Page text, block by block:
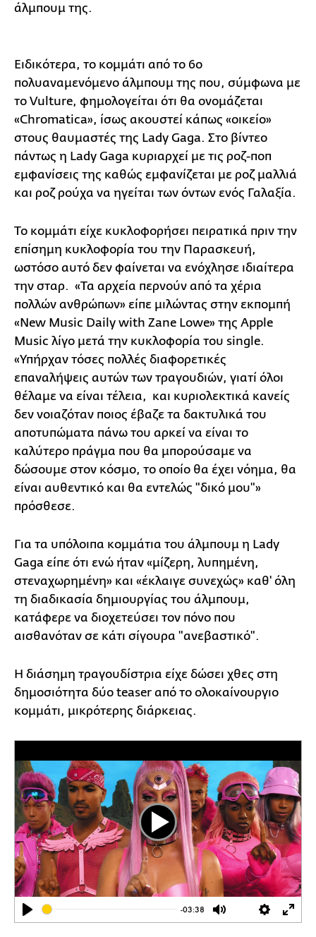
άλμπουμ της.
Ειδικότερα, το κομμάτι από το 6ο
πολυαναμενόμενο άλμπουμ της που, σύμφωνα με
το Vulture, φημολογείται ότι θα ονομάζεται
«Chromatica», ίσως ακουστεί κάπως «οικείο»
στους θαυμαστές της Lady Gaga. Στο βίντεο
πάντως η Lady Gaga κυριαρχεί με τις ροζ-ποπ
εμφανίσεις της καθώς εμφανίζεται με ροζ μαλλιά
και ροζ ρούχα να ηγείται των όντων ενός Γαλαξία.
Το κομμάτι είχε κυκλοφορήσει πειρατικά πριν την
επίσημη κυκλοφορία του την Παρασκευή,
ωστόσο αυτό δεν φαίνεται να ενόχλησε ιδιαίτερα
την σταρ. «Τα αρχεία περνούν από τα χέρια
πολλών ανθρώπων» είπε μιλώντας στην εκπομπή
«New Music Daily with Zane Lowe» της Apple
Music λίγο μετά την κυκλοφορία του single.
«Υπήρχαν τόσες πολλές διαφορετικές
επαναλήψεις αυτών των τραγουδιών, γιατί όλοι
θέλαμε να είναι τέλεια, και κυριολεκτικά κανείς
δεν νοιαζόταν ποιος έβαζε τα δακτυλικά του
αποτυπώματα πάνω του αρκεί να είναι το
καλύτερο πράγμα που θα μπορούσαμε να
δώσουμε στον κόσμο, το οποίο θα έχει νόημα, θα
είναι αυθεντικό και θα εντελώς "δικό μου"»
πρόσθεσε.
Για τα υπόλοιπα κομμάτια του άλμπουμ η Lady
Gaga είπε ότι ενώ ήταν «μίζερη, λυπημένη,
στεναχωρημένη» και «έκλαιγε συνεχώς» καθ' όλη
τη διαδικασία δημιουργίας του άλμπουμ,
κατάφερε να διοχετεύσει τον πόνο που
αισθανόταν σε κάτι σίγουρα "ανεβαστικό".
H διάσημη τραγουδίστρια είχε δώσει χθες στη
δημοσιότητα δύο teaser από το ολοκαίνουργιο
κομμάτι, μικρότερης διάρκειας.
Play
-03:38
Mute Settings
Play